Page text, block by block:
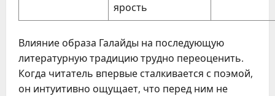
ярость
Влияние образа Галайды на последующую
литературную традицию трудно переоценить.
Когда читатель впервые сталкивается с поэмой,
он интуитивно ощущает, что перед ним не